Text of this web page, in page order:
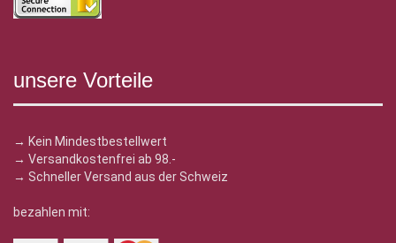
unsere Vorteile
→ Kein Mindestbestellwert
→ Versandkostenfrei ab 98.-
→ Schneller Versand aus der Schweiz
bezahlen mit: